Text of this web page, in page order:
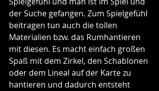
der Suche gefangen. Zum Spielgefühl
beitragen tun auch die tollen
Materialien bzw. das Rumhantieren
mit diesen. Es macht einfach großen
Spaß mit dem Zirkel, den Schablonen
oder dem Lineal auf der Karte zu
hantieren und dadurch entsteht